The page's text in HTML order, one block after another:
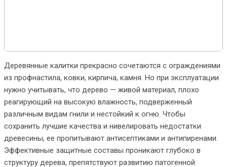
Деревянные калитки прекрасно сочетаются с ограждениями
из профнастила, ковки, кирпича, камня. Но при эксплуатации
нужно учитывать, что дерево — живой материал, плохо
реагирующий на высокую влажность, подверженный
различным видам гнили и нестойкий к огню. Чтобы
сохранить лучшие качества и нивелировать недостатки
древесины, ее пропитывают антисептиками и антипиренами.
Эффективные защитные составы проникают глубоко в
структуру дерева, препятствуют развитию патогенной